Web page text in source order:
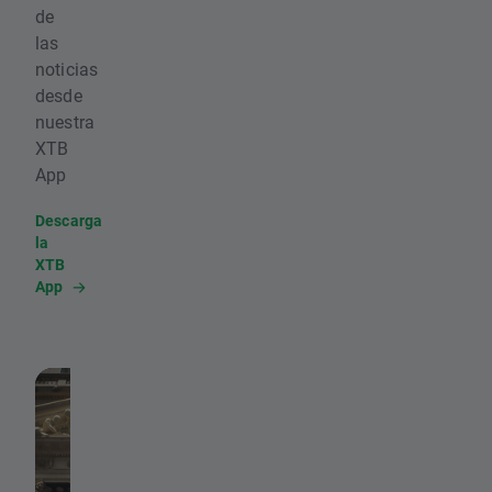
de
las
noticias
desde
nuestra
XTB
App
Descarga
la
XTB
App